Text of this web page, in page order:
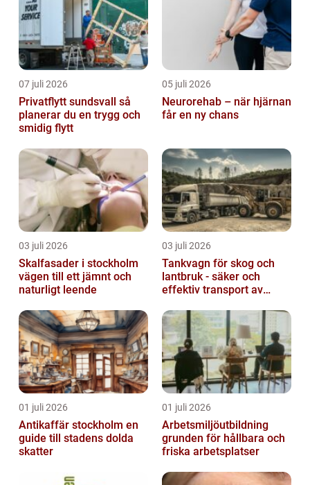
07 juli 2026
Privatflytt sundsvall så
planerar du en trygg och
smidig flytt
05 juli 2026
Neurorehab – när hjärnan
får en ny chans
03 juli 2026
Skalfasader i stockholm
vägen till ett jämnt och
naturligt leende
03 juli 2026
Tankvagn för skog och
lantbruk - säker och
effektiv transport av
01 juli 2026
Antikaffär stockholm en
guide till stadens dolda
skatter
01 juli 2026
Arbetsmiljöutbildning
grunden för hållbara och
friska arbetsplatser